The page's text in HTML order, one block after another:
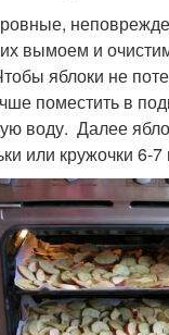
вымоем и
яблоки не
поместить в
воду. Далее
или кружочки 6-